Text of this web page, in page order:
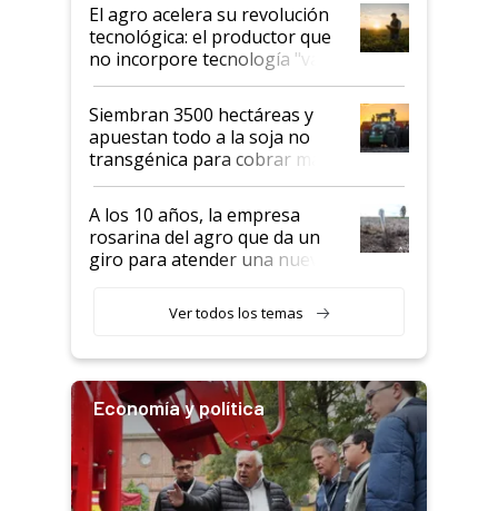
El agro acelera su revolución
tecnológica: el productor que
no incorpore tecnología "va a
perder el tren"
Siembran 3500 hectáreas y
apuestan todo a la soja no
transgénica para cobrar más
por tonelada: compraron un
semillero
A los 10 años, la empresa
rosarina del agro que da un
giro para atender una nueva
Ver todos los temas
Economía y política